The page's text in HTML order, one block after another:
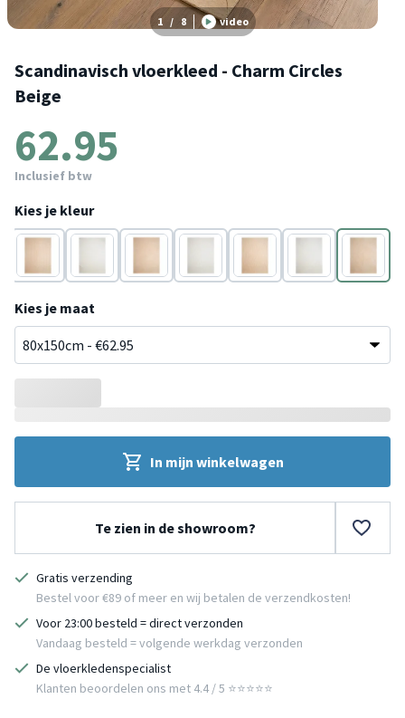
1 / 8 video
Scandinavisch vloerkleed - Charm Circles
Beige
62.95
Inclusief btw
Kies je kleur
Beige Wit Beige Wit Beige Wit
Beige
Kies je maat
In mijn winkelwagen
Te zien in de showroom?
Gratis verzending
Bestel voor €89 of meer en wij betalen de verzendkosten!
Voor 23:00 besteld = direct verzonden
Vandaag besteld = volgende werkdag verzonden
De vloerkledenspecialist
Klanten beoordelen ons met 4.4 / 5 ⭐⭐⭐⭐⭐